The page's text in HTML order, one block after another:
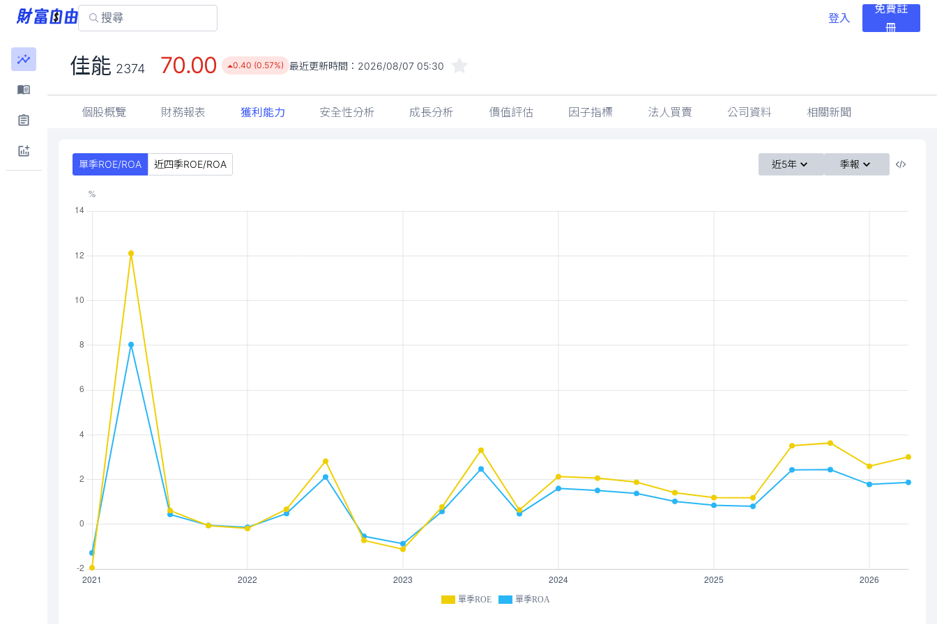
登入
免費註
冊
佳能 2374 70.00 0.40 (0.57%) 最近更新時間： 2026/08/07 05:30
個股概覽 財務報表 獲利能力 安全性分析 成長分析 價值評估 因子指標 法人買賣 公司資料 相關新聞
單季ROE/ROA 近四季ROE/ROA 近5年 季報
單季ROE 單季ROA